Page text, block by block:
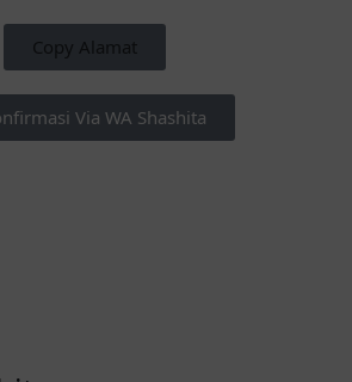
Copy Alamat
Via WA Shashita